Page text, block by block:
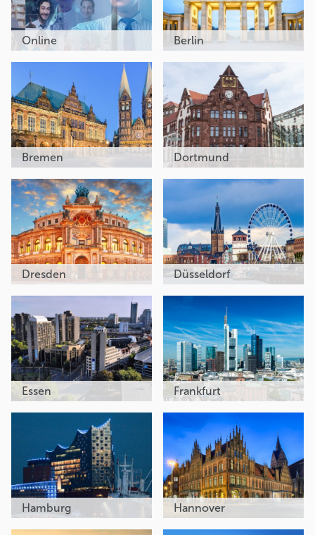
Online Berlin
Bremen Dortmund
Dresden Düsseldorf
Essen Frankfurt
Hamburg Hannover